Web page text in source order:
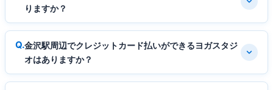
りますか？
金沢駅周辺でクレジットカード払いができるヨガスタジ
オはありますか？